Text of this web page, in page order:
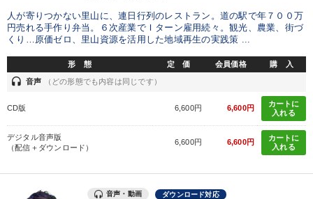
人が寄りつかない里山に、連日行列のレストラン。道の駅で年７００万
円売れる手作り弁当。６次産業でＩターン雇用続々。観光、農業、街づ
くり…原価ゼロ、里山資源を活用した地域再生の実践策 ...
形 態 定 価 会員価格 購 入
headset 音声 （どの形態でも内容は同じです）
CD版 6,600円 6,600円
カートに
入れる
デジタル音声版
（配信＋ダウンロード）
6,600円 6,600円
カートに
入れる
音声・動画 ダウンロード対応